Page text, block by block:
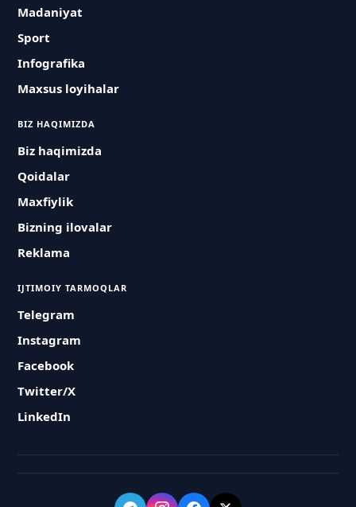
Madaniyat
Sport
Infografika
Maxsus loyihalar
BIZ HAQIMIZDA
Biz haqimizda
Qoidalar
Maxfiylik
Bizning ilovalar
Reklama
IJTIMOIY TARMOQLAR
Telegram
Instagram
Facebook
Twitter/X
LinkedIn